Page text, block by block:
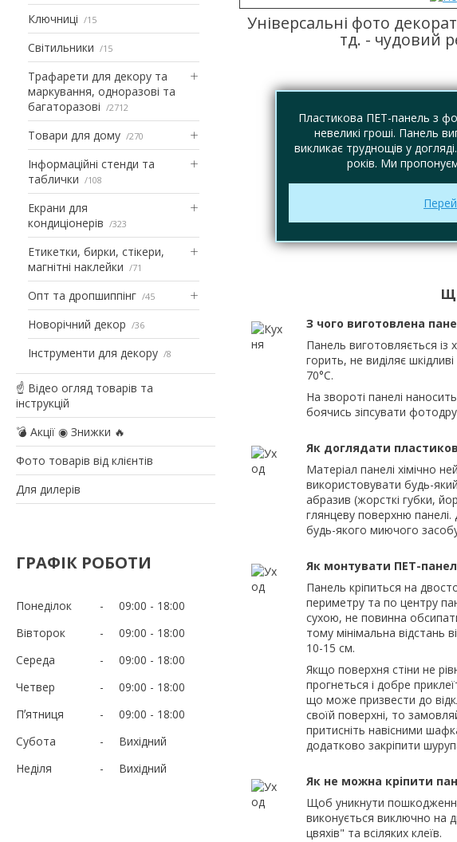
Ключниці 15
Світильники 15
Трафарети для декору та
маркування, одноразові та
багаторазові
2712
Товари для дому 270
Інформаційні стенди та
таблички
108
Екрани для
кондиціонерів
323
Етикетки, бирки, стікери,
магнітні наклейки
71
Опт та дропшиппінг 45
Новорічний декор 36
Інструменти для декору 8
☝ Відео огляд товарів та
інструкцій
💣 Акції ◉ Знижки 🔥
Фото товарів від клієнтів
Для дилерів
ГРАФІК РОБОТИ
Понеділок 09:00
18:00
Вівторок
09:00
18:00
Середа
09:00
18:00
Четвер
09:00
18:00
Пʼятниця
09:00
18:00
Субота
Вихідний
Неділя
Вихідний
Універсальні фото
тд. - чудовий
Пластикова ПЕТ-панель з
невеликі гроші. Панель
викликає труднощів у
років. Ми
З чого виготовлена
Панель виготовляється із
горить, не виділяє
70°С.
На звороті панелі
боячись зіпсувати
Як доглядати
Матеріал панелі хімічно
використовувати будь-
абразив (жорсткі губки,
глянцеву поверхню
будь-якого миючого
Як монтувати ПЕТ-
Панель кріпиться на
периметру та по центру
сухою, не повинна
тому мінімальна відстань
10-15 см.
Якщо поверхня стіни не
прогнеться і добре
що може призвести до
своїй поверхні, то
притисніть навісними
додатково закріпити
Як не можна кріпити
Щоб уникнути
виконується виключно на
цвяхів" та всіляких клеїв.